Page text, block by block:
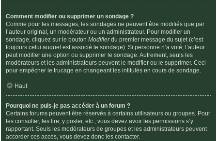
Comment modifier ou supprimer un sondage ?
Comme pour les messages, les sondages ne peuvent être modifiés que par
l’auteur original, un modérateur ou un administrateur. Pour modifier un
sondage, cliquez sur le bouton Modifierdu premier message du sujet (c’est
toujours celui auquel est associé le sondage). Si personne n’a voté, l’auteur
peut modifier une option ou supprimer le sondage. Autrement, seuls les
modérateurs et les administrateurs peuvent le modifier ou le supprimer. Ceci
pour empêcher le trucage en changeant les intitulés en cours de sondage.
Haut
Pourquoi ne puis-je pas accéder à un forum ?
Certains forums peuvent être réservés à certains utilisateurs ou groupes. Pour
les consulter, les lire, y poster, etc., vous devez avoir les permissions s’y
rapportant. Seuls les modérateurs de groupes et les administrateurs peuvent
accorder ces accès, vous devez donc les contacter.